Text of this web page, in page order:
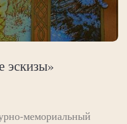
эскизы»
мемориальный